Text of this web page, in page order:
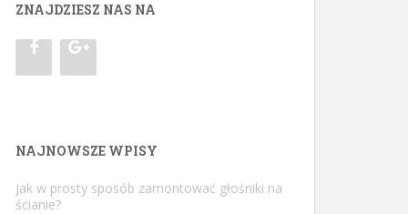
ZNAJDZIESZ NAS NA
NAJNOWSZE WPISY
Jak w prosty sposób zamontować głośniki na
ścianie?